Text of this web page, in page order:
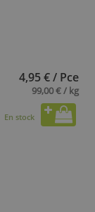
4,95 € / Pce
99,00 € / kg
En stock